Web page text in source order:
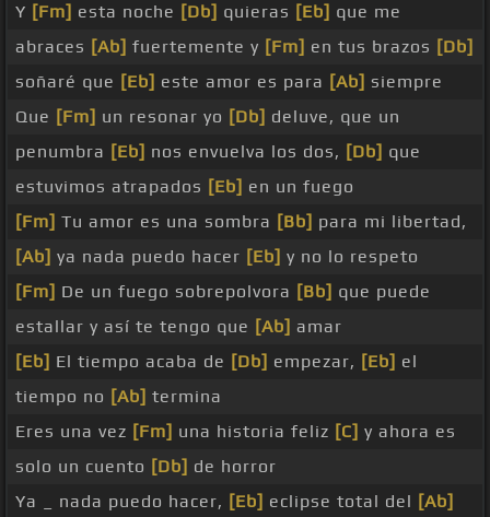
Y [Fm] esta noche [Db] quieras [Eb] que me
abraces [Ab] fuertemente y [Fm] en tus brazos [Db]
soñaré que [Eb] este amor es para [Ab] siempre
Que [Fm] un resonar yo [Db] deluve, que un
penumbra [Eb] nos envuelva los dos, [Db] que
estuvimos atrapados [Eb] en un fuego
[Fm] Tu amor es una sombra [Bb] para mi libertad,
[Ab] ya nada puedo hacer [Eb] y no lo respeto
[Fm] De un fuego sobrepolvora [Bb] que puede
estallar y así te tengo que [Ab] amar
[Eb] El tiempo acaba de [Db] empezar, [Eb] el
tiempo no [Ab] termina
Eres una vez [Fm] una historia feliz [C] y ahora es
solo un cuento [Db] de horror
Ya _ nada puedo hacer, [Eb] eclipse total del [Ab]